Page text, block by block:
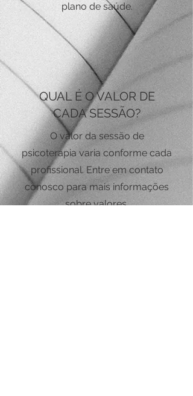
plano de saúde.
QUAL É O VALOR DE
CADA SESSÃO?
O valor da sessão de
psicoterapia varia conforme cada
profissional. Entre em contato
conosco para mais informações
sobre valores.